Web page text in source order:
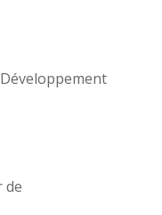
de